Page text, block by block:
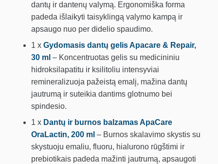
dantų ir dantenų valymą. Ergonomiška forma
padeda išlaikyti taisyklingą valymo kampą ir
apsaugo nuo per didelio spaudimo.
1 x Gydomasis dantų gelis Apacare & Repair,
30 ml – Koncentruotas gelis su medicininiu
hidroksilapatitu ir ksilitoliu intensyviai
remineralizuoja pažeistą emalį, mažina dantų
jautrumą ir suteikia dantims glotnumo bei
spindesio.
1 x Dantų ir burnos balzamas ApaCare
OraLactin, 200 ml – Burnos skalavimo skystis su
skystuoju emaliu, fluoru, hialurono rūgštimi ir
prebiotikais padeda mažinti jautrumą, apsaugoti